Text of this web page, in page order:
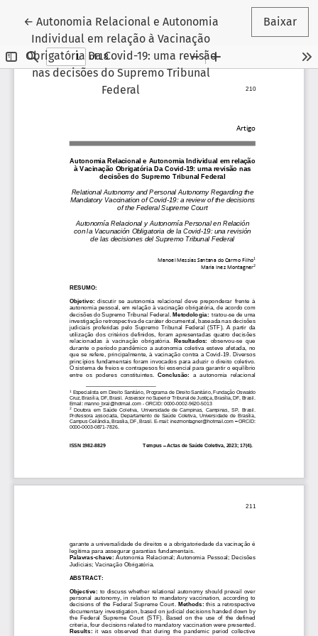
← Voltar aos Detalhes do Artigo
Autonomia Relacional e Autonomia
Individual em relação à Vacinação
Obrigatória Da Covid-19: uma revisão
nas decisões do Supremo Tribunal
Federal
Baixar